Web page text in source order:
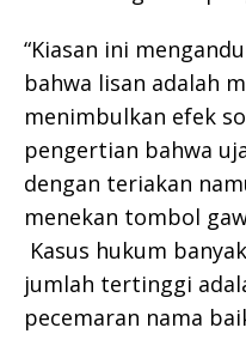
“Kiasan ini
bahwa lisan adalah
menimbulkan efek
pengertian bahwa
dengan teriakan
menekan tombol
Kasus hukum
jumlah tertinggi
pecemaran nama